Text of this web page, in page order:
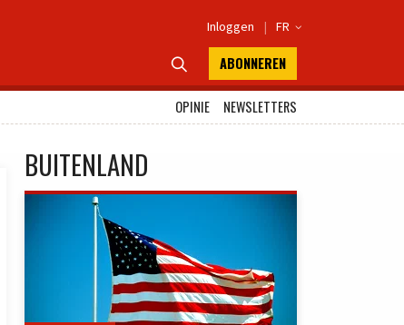
Inloggen | FR 
 ABONNEREN
OPINIE
NEWSLETTERS
BUITENLAND